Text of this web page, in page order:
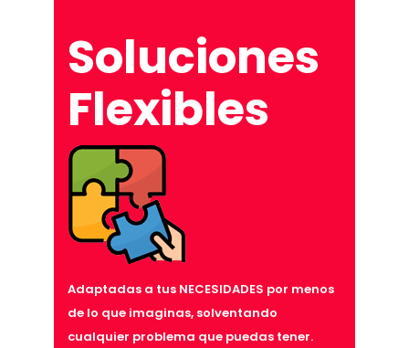
Soluciones
Flexibles
Adaptadas a tus NECESIDADES por menos
de lo que imaginas, solventando
cualquier problema que puedas tener.